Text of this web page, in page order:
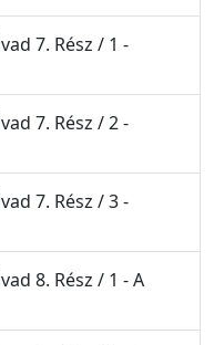
7. Rész / 1 -
7. Rész / 2 -
7. Rész / 3 -
8. Rész / 1 - A